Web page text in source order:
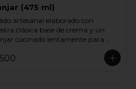
(475 ml)
artesanal elaborado con
clásica base de crema y un
cocinado lentamente para
trocitos de manjar que
textura y un dulzor profundo